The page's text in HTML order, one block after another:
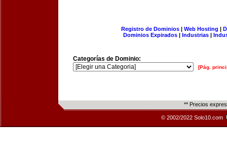
Registro de Dominios| Web Hosting |
Dominios Expirados | Industrias |
Categorías de Dominio:
[Pág.
** Precios
© 2002/2022 Solo10.com